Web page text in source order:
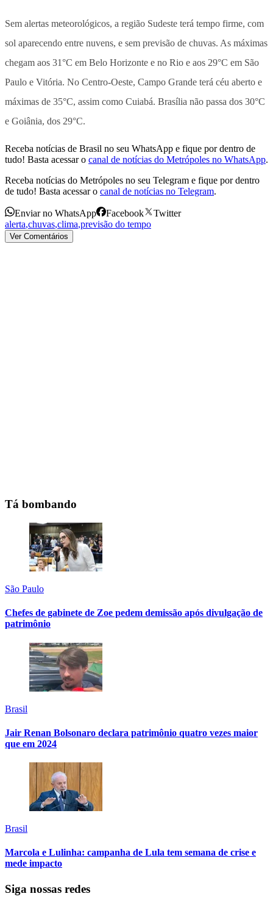
Sem alertas meteorológicos, a região Sudeste terá tempo firme, com
sol aparecendo entre nuvens, e sem previsão de chuvas. As máximas
chegam aos 31°C em Belo Horizonte e no Rio e aos 29°C em São
Paulo e Vitória. No Centro-Oeste, Campo Grande terá céu aberto e
máximas de 35°C, assim como Cuiabá. Brasília não passa dos 30°C
e Goiânia, dos 29°C.
Receba notícias de Brasil no seu WhatsApp e fique por dentro de
tudo! Basta acessar o canal de notícias do Metrópoles no WhatsApp.
Receba notícias do Metrópoles no seu Telegram e fique por dentro
de tudo! Basta acessar o canal de notícias no Telegram.
Enviar no WhatsApp Facebook
Twitter
alerta,chuvas,clima,previsão do tempo
Ver Comentários
Tá bombando
São Paulo
Chefes de gabinete de Zoe pedem demissão após divulgação de
patrimônio
Brasil
Jair Renan Bolsonaro declara patrimônio quatro vezes maior
que em 2024
Brasil
Marcola e Lulinha: campanha de Lula tem semana de crise e
mede impacto
Siga nossas redes